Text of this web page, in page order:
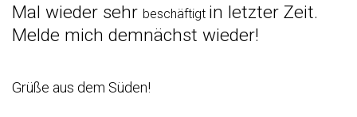
Mal wieder sehr beschäftigt in letzter Zeit.
Melde mich demnächst wieder!
Grüße aus dem Süden!